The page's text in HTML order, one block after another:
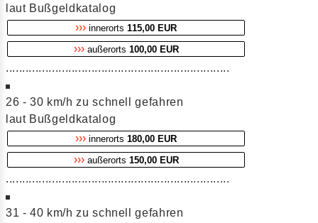
laut Bußgeldkatalog
››› innerorts 115,00 EUR
›››außerorts 100,00 EUR
....................................................................
26 - 30 km/h zu schnell gefahren
laut Bußgeldkatalog
››› innerorts 180,00 EUR
›››außerorts 150,00 EUR
....................................................................
31 - 40 km/h zu schnell gefahren